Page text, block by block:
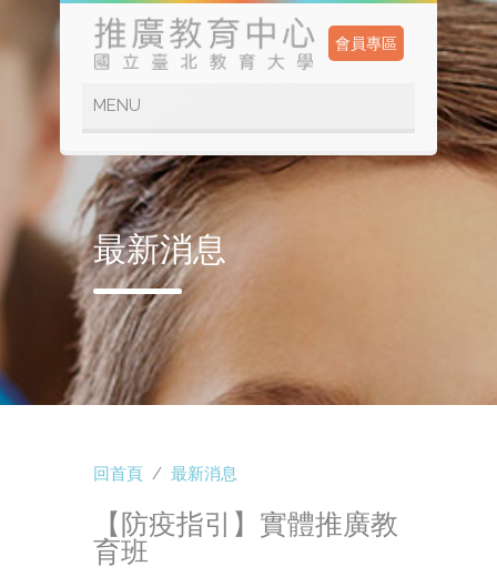
會員專區
最新消息
回首頁 / 最新消息
【防疫指引】實體推廣教
育班